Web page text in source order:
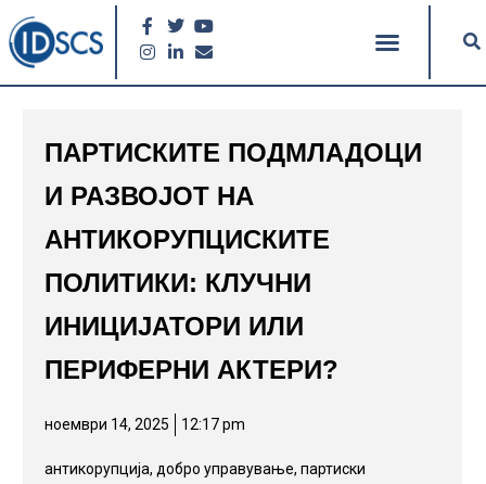
ПАРТИСКИТЕ ПОДМЛАДОЦИ
И РАЗВОЈОТ НА
АНТИКОРУПЦИСКИТЕ
ПОЛИТИКИ: КЛУЧНИ
ИНИЦИЈАТОРИ ИЛИ
ПЕРИФЕРНИ АКТЕРИ?
ноември 14, 2025 12:17 pm
антикорупција,добро управување,партиски